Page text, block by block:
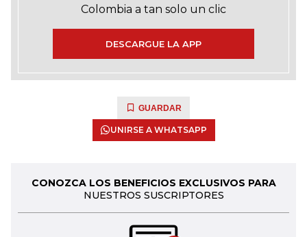
Colombia a tan solo un clic
DESCARGUE LA APP
GUARDAR
UNIRSE A WHATSAPP
CONOZCA LOS BENEFICIOS EXCLUSIVOS PARA
NUESTROS SUSCRIPTORES